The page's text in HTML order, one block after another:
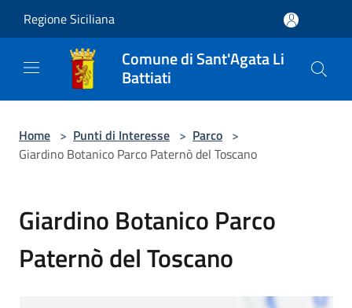
Regione Siciliana
Comune di Sant'Agata Li
Battiati
Home > Punti di Interesse > Parco >
Giardino Botanico Parco Paternò del Toscano
Giardino Botanico Parco
Paternò del Toscano